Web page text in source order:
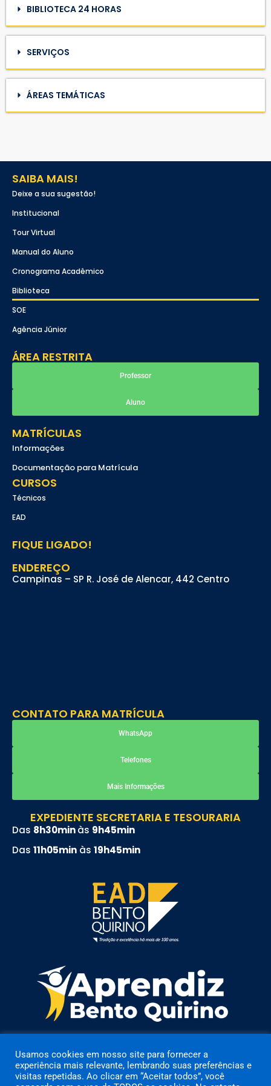
BIBLIOTECA 24 HORAS
SERVIÇOS
ÁREAS TEMÁTICAS
SAIBA MAIS!
Deixe a sua sugestão!
Institucional
Tour Virtual
Manual do Aluno
Cronograma Acadêmico
Biblioteca
SOE
Agência Júnior
ÁREA RESTRITA
Professor
Aluno
MATRÍCULAS
Informações
Documentação para Matrícula
CURSOS
Técnicos
EAD
FIQUE LIGADO!
ENDEREÇO
Campinas – SP R. José de Alencar, 442 Centro
CONTATO PARA MATRÍCULA
WhatsApp
Telefones
Mais Informações
EXPEDIENTE SECRETARIA E TESOURARIA
Das 8h30minàs 9h45min
Das 11h05min às 19h45min
Usamos cookies em nosso site para fornecer a
experiência mais relevante, lembrando suas preferências e
visitas repetidas. Ao clicar em “Aceitar todos”, você